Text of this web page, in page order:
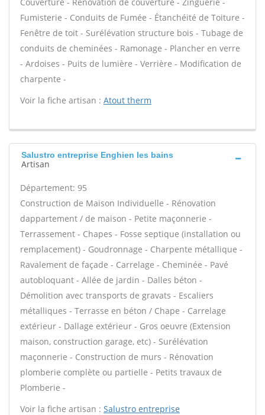
Fumisterie - Conduits de Fumée - Étanchéité de Toiture -
Fenêtre de toit - Surélévation structure bois - Tubage de
conduits de cheminées - Ramonage - Plancher en verre
- Ardoises - Puits de lumière - Verrière - Modification de
charpente -
Voir la fiche artisan : Atout therm
Salustro entreprise Enghien les bains
Artisan
Département: 95
Construction de Maison Individuelle - Rénovation
dappartement / de maison - Petite maçonnerie -
Terrassement - Chapes - Fosse septique (installation ou
remplacement) - Goudronnage - Charpente métallique -
Ravalement de façade - Carrelage - Cheminée - Pavé
autobloquant - Allée de jardin - Dalles béton -
Démolition avec transports de gravats - Escaliers
métalliques - Terrasse en béton / Chape - Carrelage
extérieur - Dallage extérieur - Gros oeuvre (Extension
maison, construction garage, etc) - Surélévation
maçonnerie - Construction de murs - Rénovation
plomberie complète ou partielle - Petits travaux de
Plomberie -
Voir la fiche artisan : Salustro entreprise